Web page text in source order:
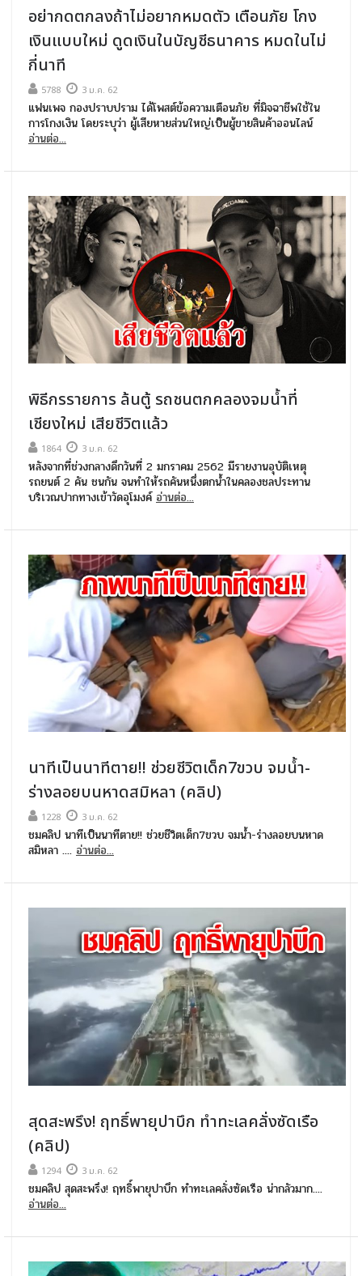
อย่ากดตกลงถ้าไม่อยากหมดตัว เตือนภัย โกง
เงินแบบใหม่ ดูดเงินในบัญชีธนาคาร หมดในไม่
กี่นาที
5788 3 ม.ค. 62
แฟนเพจ กองปราบปราม ได้โพสต์ข้อความเตือนภัย ที่มิจฉาชีพใช้ใน
การโกงเงิน โดยระบุว่า ผู้เสียหายส่วนใหญ่เป็นผู้ขายสินค้าออนไลน์
อ่านต่อ...
พิธีกรรายการ ล้นตู้ รถชนตกคลองจมน้ำที่
เชียงใหม่ เสียชีวิตแล้ว
1864 3 ม.ค. 62
หลังจากที่ช่วงกลางดึกวันที่ 2 มกราคม 2562 มีรายงานอุบัติเหตุ
รถยนต์ 2 คัน ชนกัน จนทำให้รถคันหนึ่งตกน้ำในคลองชลประทาน
บริเวณปากทางเข้าวัดอุโมงค์ อ่านต่อ...
นาทีเป็นนาทีตาย!! ช่วยชีวิตเด็ก7ขวบ จมน้ำ-
ร่างลอยบนหาดสมิหลา (คลิป)
1228 3 ม.ค. 62
ชมคลิป นาทีเป็นนาทีตาย!! ช่วยชีวิตเด็ก7ขวบ จมน้ำ-ร่างลอยบนหาด
สมิหลา .... อ่านต่อ...
สุดสะพรึง! ฤทธิ์พายุปาบึก ทำทะเลคลั่งซัดเรือ
(คลิป)
1294 3 ม.ค. 62
ชมคลิป สุดสะพรึง! ฤทธิ์พายุปาบึก ทำทะเลคลั่งซัดเรือ น่ากลัวมาก....
อ่านต่อ...